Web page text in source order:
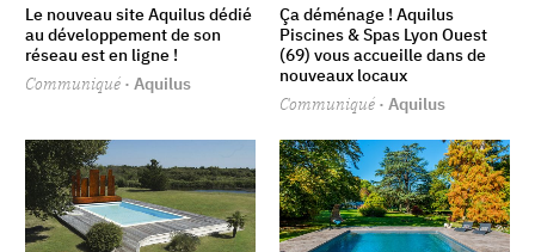
Le nouveau site Aquilus dédié
au développement de son
réseau est en ligne !
Communiqué · Aquilus
Ça déménage ! Aquilus
Piscines & Spas Lyon Ouest
(69) vous accueille dans de
nouveaux locaux
Communiqué · Aquilus